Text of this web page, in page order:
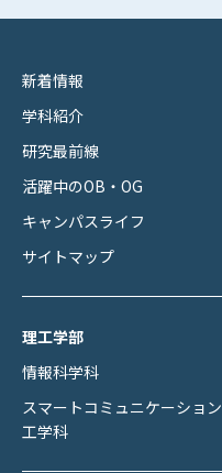
新着情報
学科紹介
研究最前線
活躍中のOB・OG
キャンパスライフ
サイトマップ
理工学部
情報科学科
スマートコミュニケーション
工学科